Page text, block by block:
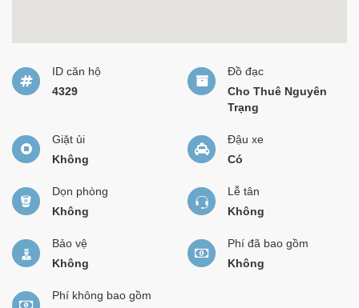
ID căn hộ
4329
Đồ đạc
Cho Thuê Nguyên
Trạng
Giặt ủi
Không
Đậu xe
Có
Dọn phòng
Không
Lễ tân
Không
Bảo vệ
Không
Phí đã bao gồm
Không
Phí không bao gồm